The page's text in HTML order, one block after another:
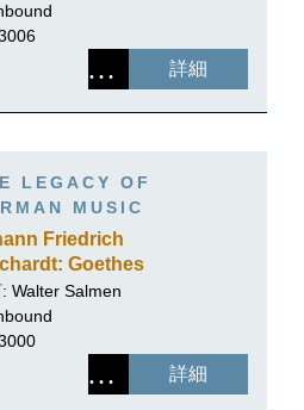
詳細
LEGACY OF
MUSIC
Friedrich
Goethes
Oden, Balladen
Romanzen mit Musik
I
Walter Salmen
詳細